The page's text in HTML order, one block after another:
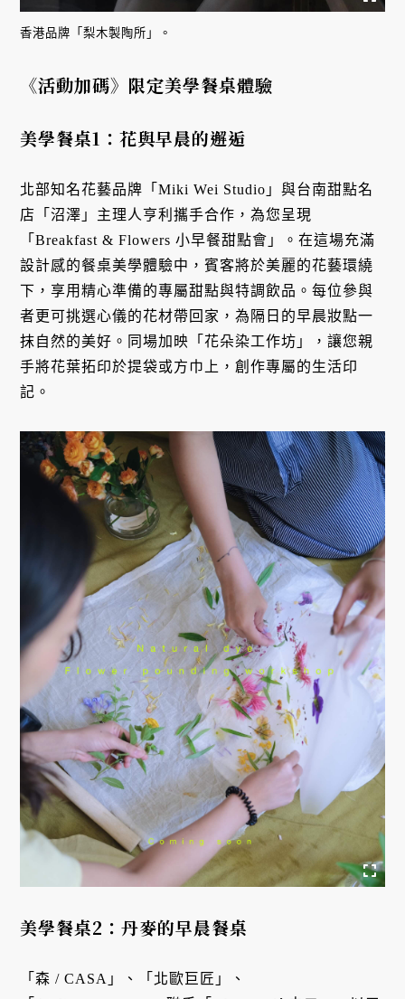
香港品牌「梨木製陶所」。
《活動加碼》限定美學餐桌體驗
美學餐桌1：花與早晨的邂逅
北部知名花藝品牌「Miki Wei Studio」與台南甜點名
店「沼澤」主理人亨利攜手合作，為您呈現
「Breakfast & Flowers 小早餐甜點會」。在這場充滿
設計感的餐桌美學體驗中，賓客將於美麗的花藝環繞
下，享用精心準備的專屬甜點與特調飲品。每位參與
者更可挑選心儀的花材帶回家，為隔日的早晨妝點一
抹自然的美好。同場加映「花朵染工作坊」，讓您親
手將花葉拓印於提袋或方巾上，創作專屬的生活印
記。
美學餐桌2：丹麥的早晨餐桌
「森 / CASA」、「北歐巨匠」、